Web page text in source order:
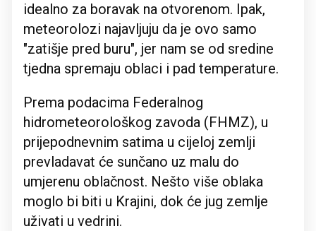
idealno za boravak na otvorenom. Ipak,
meteorolozi najavljuju da je ovo samo
"zatišje pred buru", jer nam se od sredine
tjedna spremaju oblaci i pad temperature.
Prema podacima Federalnog
hidrometeorološkog zavoda (FHMZ), u
prijepodnevnim satima u cijeloj zemlji
prevladavat će sunčano uz malu do
umjerenu oblačnost. Nešto više oblaka
moglo bi biti u Krajini, dok će jug zemlje
uživati u vedrini.